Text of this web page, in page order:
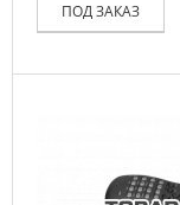
ПОД ЗАКАЗ